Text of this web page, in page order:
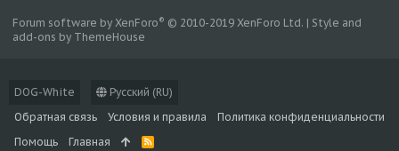
DOG-White
Русский (RU)
Обратная связь
Условия и правила
Политика конфиденциальности
Помощь
Главная
R
Forum software by XenForo® © 2010-2019 XenForo Ltd. | Style and
add-ons by ThemeHouse